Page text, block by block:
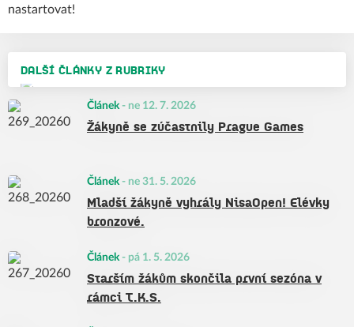
DALŠÍ ČLÁNKY Z RUBRIKY
Článek- ne 12. 7. 2026
Žákyně se zúčastnily Prague Games
Článek- ne 31. 5. 2026
Mladší žákyně vyhrály NisaOpen! Elévky
bronzové.
Článek- pá 1. 5. 2026
Starším žákům skončila první sezóna v
rámci T.K.S.
nastartovat!